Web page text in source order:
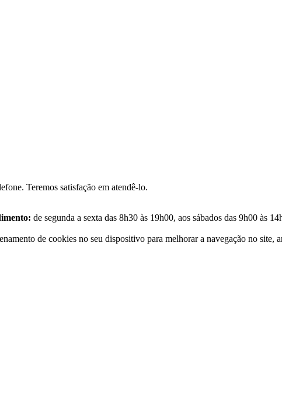
Teremos satisfação em atendê-lo.
de segunda a sexta das 8h30 às 19h00, aos sábados das 9h00 às
de cookies no seu dispositivo para melhorar a navegação no site,